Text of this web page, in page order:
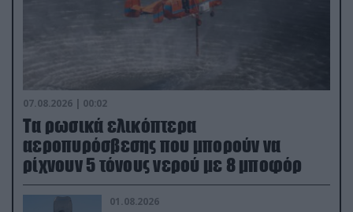
07.08.2026 | 00:02
Τα ρωσικά ελικόπτερα
αεροπυρόσβεσης που μπορούν να
ρίχνουν 5 τόνους νερού με 8 μποφόρ
01.08.2026